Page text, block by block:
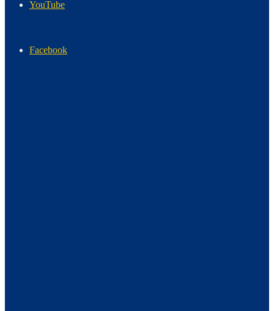
YouTube
Facebook